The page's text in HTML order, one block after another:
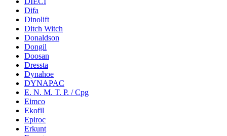
Difa
Dinolift
Ditch Witch
Donaldson
Dongil
Doosan
Dressta
Dynahoe
DYNAPAC
E. N. M. T. P. / Cpg
Eimco
Ekofil
Epiroc
Erkunt